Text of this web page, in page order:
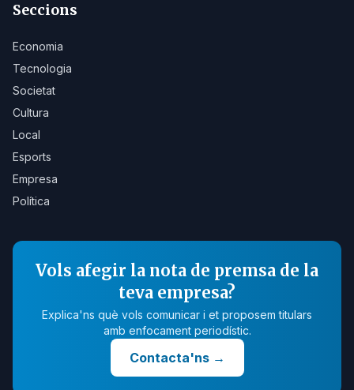
Seccions
Economia
Tecnologia
Societat
Cultura
Local
Esports
Empresa
Política
Vols afegir la nota de premsa de la
teva empresa?
Explica'ns què vols comunicar i et proposem titulars
amb enfocament periodístic.
Contacta'ns→